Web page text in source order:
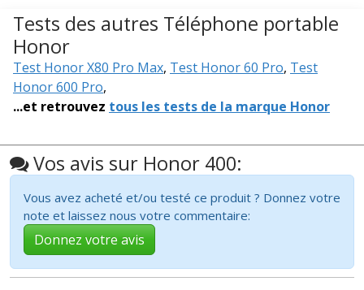
Tests des autres Téléphone portable
Honor
Test Honor X80 Pro Max, Test Honor 60 Pro, Test
Honor 600 Pro,
...et retrouvez tous les tests de la marque Honor
Vos avis sur Honor 400:
Vous avez acheté et/ou testé ce produit ? Donnez votre
note et laissez nous votre commentaire:
Donnez votre avis